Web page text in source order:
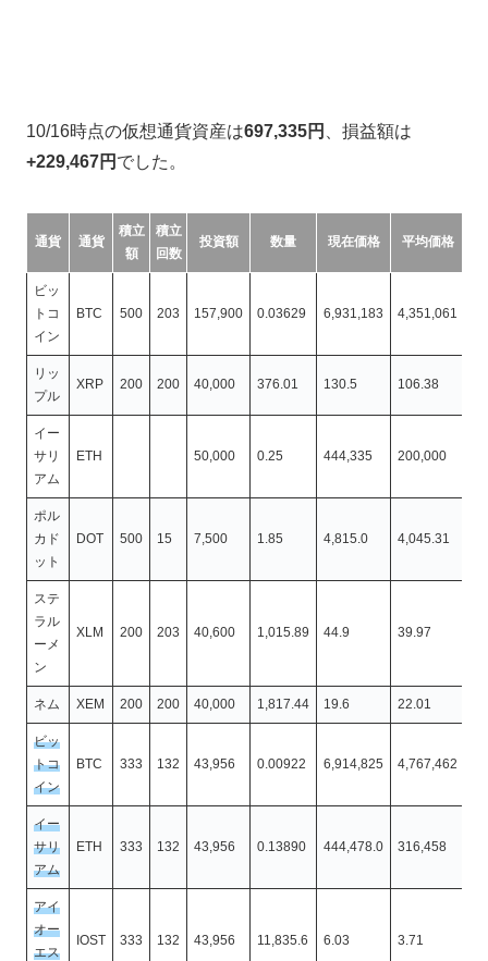
10/16時点の仮想通貨資産は697,335円
、損益額は
+229,467円 でした。
通貨 通貨
積立
額
積立
回数
投資額 数量 現在価格 平均価格
ビッ
トコ
イン
BTC 500 203 157,900 0.03629 6,931,183 4,351,061
リッ
プル
XRP 200 200 40,000 376.01 130.5 106.38
イー
サリ
アム
ETH 50,000 0.25 444,335 200,000
ポル
カド
ット
DOT 500 15 7,500 1.85 4,815.0 4,045.31
ステ
ラル
ーメ
ン
XLM 200 203 40,600 1,015.89 44.9 39.97
ネム XEM 200 200 40,000 1,817.44 19.6 22.01
ビッ
トコ
イン
BTC 333 132 43,956 0.00922 6,914,825 4,767,462
イー
サリ
アム
ETH 333 132 43,956 0.13890 444,478.0 316,458
アイ
オー
エス
IOST 333 132 43,956 11,835.6 6.03 3.71